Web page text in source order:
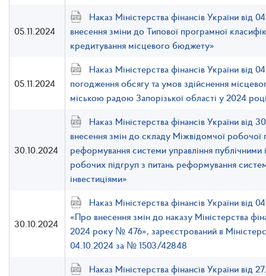
05.11.2024
Наказ Міністерства фінансів України від
внесення зміни до Типової програмної
кредитування місцевого бюджету»
05.11.2024
Наказ Міністерства фінансів України від
погодження обсягу та умов здійснення
міською радою Запорізької області у 2024
30.10.2024
Наказ Міністерства фінансів України
внесення змін до складу Міжвідомчої робочої
реформування системи управління публічними
робочих підгруп з питань реформування
інвестиціями»
30.10.2024
Наказ Міністерства фінансів України від
«Про внесення змін до наказу Міністерства
2024 року № 476», зареєстрований в
04.10.2024 за № 1503/42848
Наказ Міністерства фінансів України від